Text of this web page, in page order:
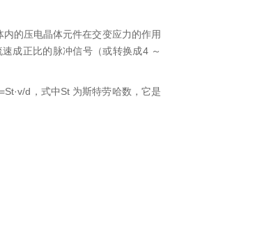
的压电晶体元件在交变应力的作用
成正比的脉冲信号（或转换成4 ～
d，式中St 为斯特劳哈数，它是